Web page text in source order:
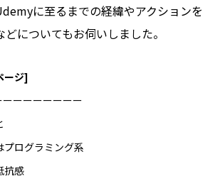
に至るまでの経緯やアクションを
についてもお伺いしました。
ージ]
ーーーーーーー
ログラミング系
抗感